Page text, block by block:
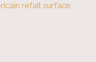
refait surface